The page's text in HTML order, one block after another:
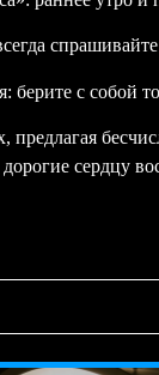
с собой
предлагая
сердцу